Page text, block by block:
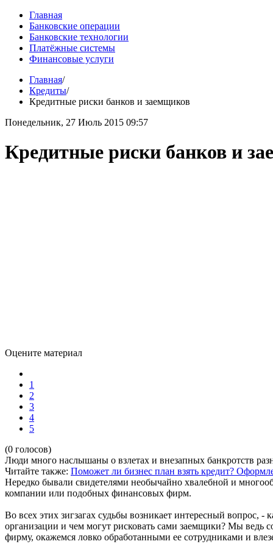
Главная
Банковские операции
Банковские технологии
Платёжные системы
Финансовые услуги
Главная/
Кредиты/
Кредитные риски банков и заемщиков
Понедельник, 27 Июль 2015 09:57
Кредитные риски банков и
Оцените материал
1
2
3
4
5
(0 голосов)
Люди много наслышаны о взлетах и внезапных банкротств
Читайте также: Поможет ли бизнес план взять кредит?
Нередко бывали свидетелями необычайно хвалебной и
компании или подобных финансовых фирм.
Во всех этих зигзагах судьбы возникает интересный
организации и чем могут рисковать сами заемщики? Мы ведь
фирму, окажемся ловко обработанными ее сотрудниками и